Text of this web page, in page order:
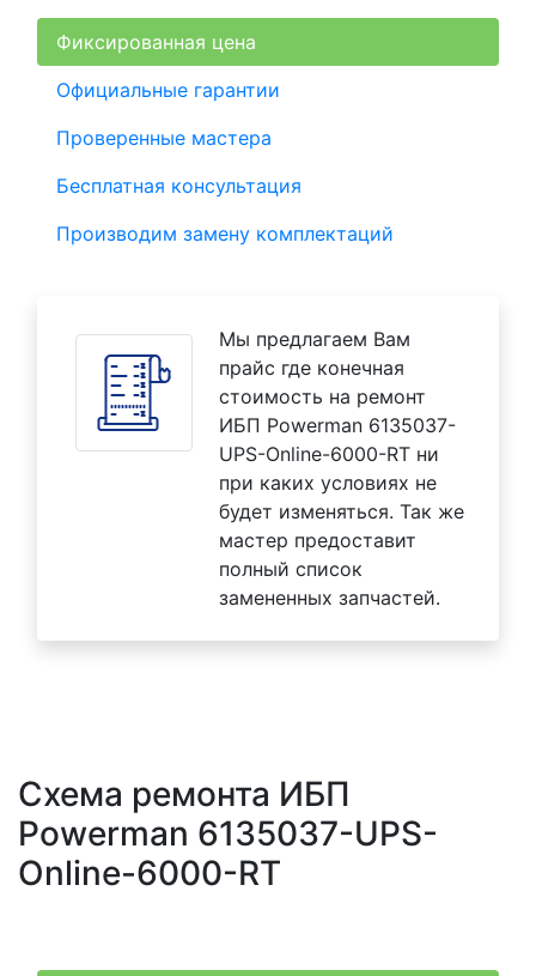
Фиксированная цена
Официальные гарантии
Проверенные мастера
Бесплатная консультация
Производим замену комплектаций
Мы предлагаем Вам
прайс где конечная
стоимость на ремонт
ИБП Powerman 6135037-
UPS-Online-6000-RT ни
при каких условиях не
будет изменяться. Так же
мастер предоставит
полный список
замененных запчастей.
Схема ремонта ИБП
Powerman 6135037-UPS-
Online-6000-RT